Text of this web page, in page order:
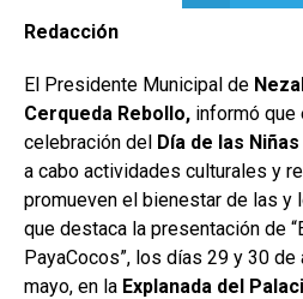
Redacción
El Presidente Municipal de
Cerqueda Rebollo, informó que
celebración del Día de las
a cabo actividades culturales y
promueven el bienestar de las y
que destaca la presentación de
PayaCocos”, los días 29 y 30
mayo, en la Explanada del